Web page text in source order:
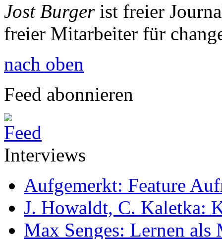
Jost Burgerist freier
freier Mitarbeiter für
nach oben
Feed abonnieren
Interviews
Aufgemerkt: Feature
J. Howaldt, C. Kaletka:
Max Senges: Lernen als